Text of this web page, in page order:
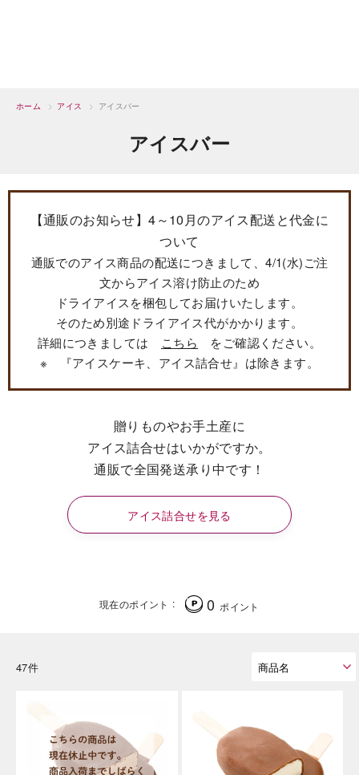
ホーム > アイス > アイスバー
アイスバー
【通販のお知らせ】4～10月のアイス配送と代金に
ついて
通販でのアイス商品の配送につきまして、4/1(水)ご注
文からアイス溶け防止のため
ドライアイスを梱包してお届けいたします。
そのため別途ドライアイス代がかかります。
詳細につきましては
こちら をご確認ください。
※ 『アイスケーキ、アイス詰合せ』は除きます。
贈りものやお手土産に
アイス詰合せはいかがですか。
通販で全国発送承り中です！
アイス詰合せを見る
現在のポイント 0 ポイント
47件